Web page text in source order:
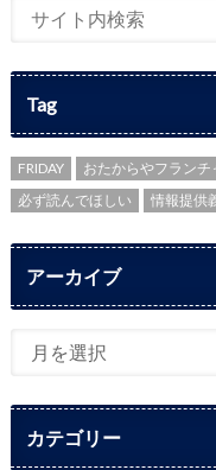
Tag
FRIDAY おたからやフラン
必ず読んでほしい
情報提供
アーカイブ
カテゴリー